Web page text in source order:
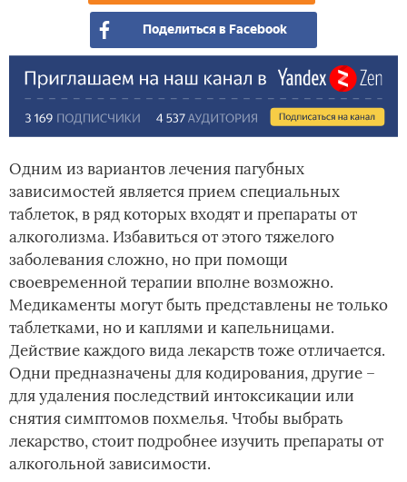
Поделиться в Facebook
Одним из вариантов лечения пагубных
зависимостей является прием специальных
таблеток, в ряд которых входят и препараты от
алкоголизма. Избавиться от этого тяжелого
заболевания сложно, но при помощи
своевременной терапии вполне возможно.
Медикаменты могут быть представлены не только
таблетками, но и каплями и капельницами.
Действие каждого вида лекарств тоже отличается.
Одни предназначены для кодирования, другие –
для удаления последствий интоксикации или
снятия симптомов похмелья. Чтобы выбрать
лекарство, стоит подробнее изучить препараты от
алкогольной зависимости.